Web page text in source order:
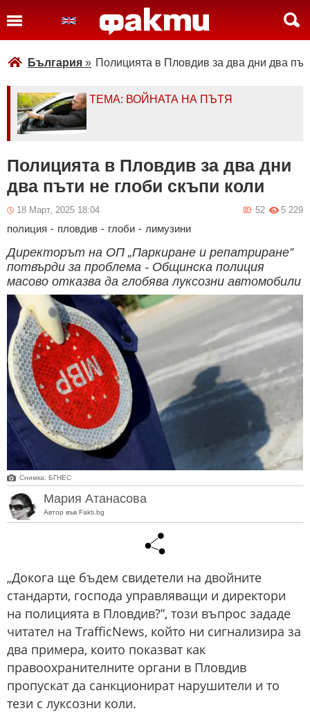
България » Полицията в Пловдив за два дни два
ТЕМА: ВОЙНАТА НА ПЪТЯ
Полицията в Пловдив за два дни
два пъти не глоби скъпи коли
18 Март, 2025 18:04 5 229
52
полиция - пловдив - глоби - лимузини
Директорът на ОП „Паркиране и репатриране”
потвърди за проблема - Общинска полиция
масово отказва да глобява луксозни автомобили
Снимка: БГНЕС
Мария Атанасова
Автор във Fakti.bg
„Докога ще бъдем свидетели на двойните
стандарти, господа управляващи и директори
на полицията в Пловдив?”, този въпрос зададе
читател на TrafficNews, който ни сигнализира за
два примера, които показват как
правоохранителните органи в Пловдив
пропускат да санкционират нарушители и то
тези с луксозни коли.